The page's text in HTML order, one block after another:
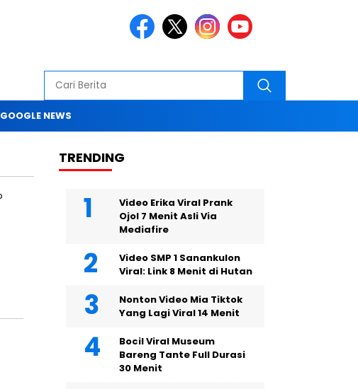
GOOGLE NEWS
TRENDING
Video Erika Viral Prank
Ojol 7 Menit Asli Via
Mediafire
Video SMP 1 Sanankulon
Viral: Link 8 Menit di Hutan
Nonton Video Mia Tiktok
Yang Lagi Viral 14 Menit
Bocil Viral Museum
Bareng Tante Full Durasi
30 Menit